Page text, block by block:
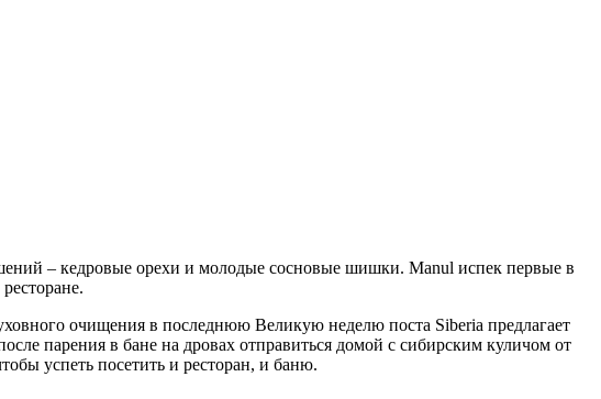
– кедровые орехи и молодые сосновые шишки. Manul испек первые в
очищения в последнюю Великую неделю поста Siberia предлагает
парения в бане на дровах отправиться домой с сибирским куличом от
успеть посетить и ресторан, и баню.